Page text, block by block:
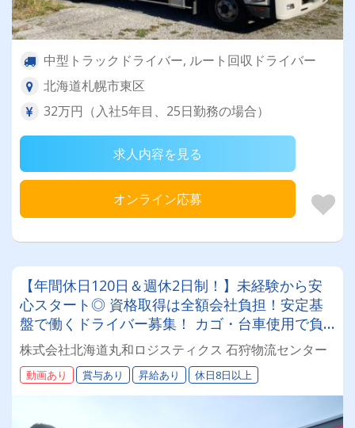
中型トラックドライバー, ルート回収ドライバー
北海道札幌市東区
32万円（入社5年目、25日勤務の場合）
求人内容を見る
オンライン応募
【年間休日120日＆週休2日制！】未経験から安
心スタート◎ 資格取得は全額会社負担！安定基
盤で働くドライバー募集！ カゴ・台車使用で負
担少なめ♪年齢・性別問わず活躍できるお仕事で
す✨
株式会社北海道丸和ロジスティクス 石狩物流センター
動画あり 賞与あり 昇給あり 休日8日以上